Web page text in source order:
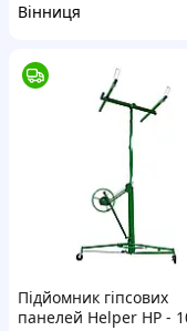
Вінниця
Підйомник гіпсових
панелей Helper HP -